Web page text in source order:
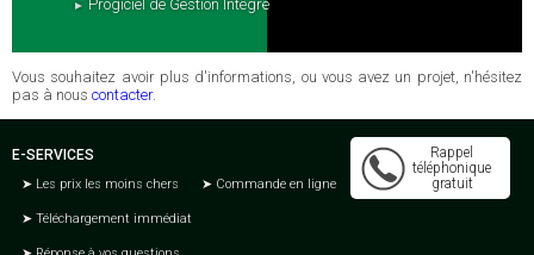
Progiciel de Gestion Intégré
Vous souhaitez avoir plus d'informations, ou vous avez un projet, n'hésitez
pas à nous contacter.
Rappel
téléphonique
gratuit
E-SERVICES
Les prix les moins chers Commande en ligne
Téléchargement immédiat